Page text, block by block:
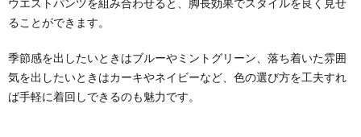
ウエストパンツを組み合わせると、脚長効果でスタイルを良く見せ
ることができます。
季節感を出したいときはブルーやミントグリーン、落ち着いた雰囲
気を出したいときはカーキやネイビーなど、色の選び方を工夫すれ
ば手軽に着回しできるのも魅力です。